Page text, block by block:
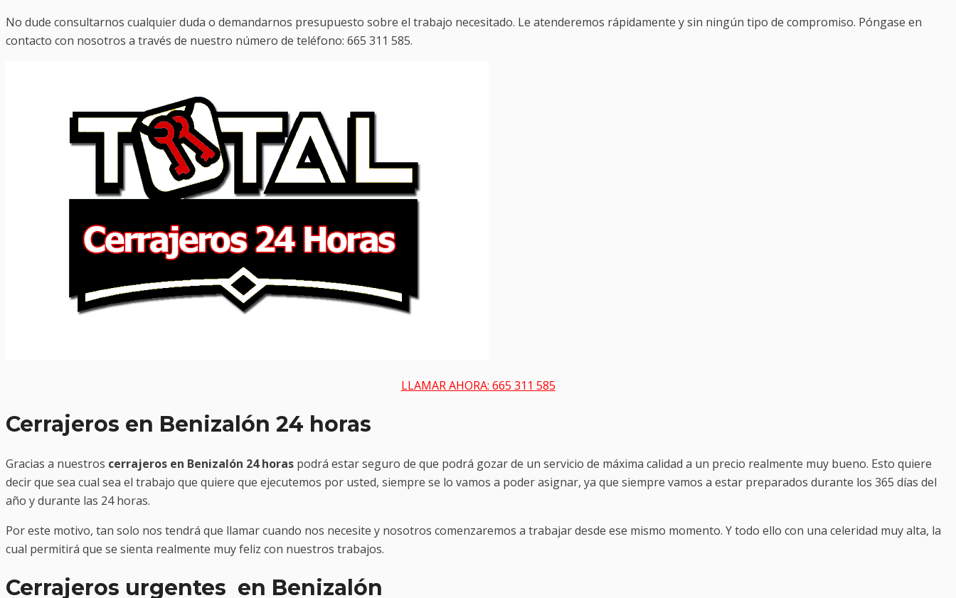
No dude consultarnos cualquier duda o demandarnos presupuesto sobre el trabajo necesitado. Le atenderemos rápidamente y sin ningún tipo de compromiso. Póngase en
contacto con nosotros a través de nuestro número de teléfono: 665 311 585.
LLAMAR AHORA: 665 311 585
Cerrajeros en Benizalón 24 horas
Gracias a nuestros cerrajeros en Benizalón 24 horas podrá estar seguro de que podrá gozar de un servicio de máxima calidad a un precio realmente muy bueno. Esto quiere
decir que sea cual sea el trabajo que quiere que ejecutemos por usted, siempre se lo vamos a poder asignar, ya que siempre vamos a estar preparados durante los 365 días del
año y durante las 24 horas.
Por este motivo, tan solo nos tendrá que llamar cuando nos necesite y nosotros comenzaremos a trabajar desde ese mismo momento. Y todo ello con una celeridad muy alta, la
cual permitirá que se sienta realmente muy feliz con nuestros trabajos.
Cerrajeros urgentes en Benizalón